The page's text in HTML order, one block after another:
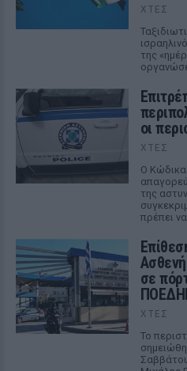
ΧΤΕΣ
της
οι
ΧΤΕΣ
Ο
της
πρέπει
σε
ΧΤΕΣ
Το